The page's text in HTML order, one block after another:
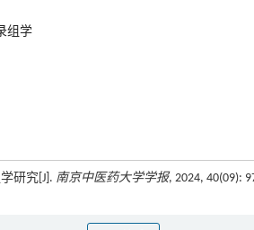
组学
研究[J]. 南京中医药大学学报, 2024, 40(09):